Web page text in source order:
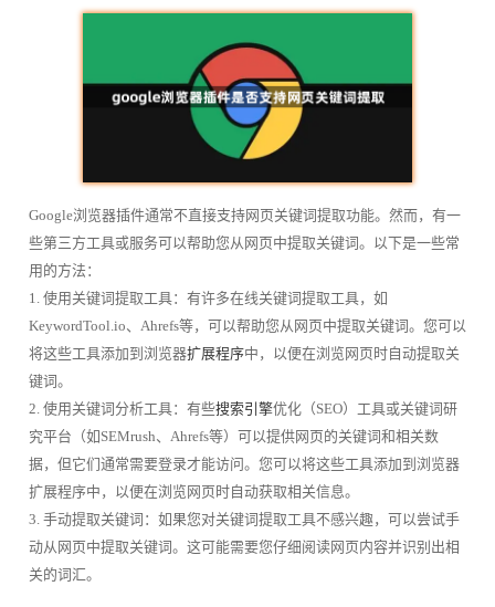
Google浏览器插件通常不直接支持网页关键词提取功能。然而，有一
些第三方工具或服务可以帮助您从网页中提取关键词。以下是一些常
用的方法：
1. 使用关键词提取工具：有许多在线关键词提取工具，如
KeywordTool.io、Ahrefs等，可以帮助您从网页中提取关键词。您可以
将这些工具添加到浏览器扩展程序中，以便在浏览网页时自动提取关
键词。
2. 使用关键词分析工具：有些搜索引擎优化（SEO）工具或关键词研
究平台（如SEMrush、Ahrefs等）可以提供网页的关键词和相关数
据，但它们通常需要登录才能访问。您可以将这些工具添加到浏览器
扩展程序中，以便在浏览网页时自动获取相关信息。
3. 手动提取关键词：如果您对关键词提取工具不感兴趣，可以尝试手
动从网页中提取关键词。这可能需要您仔细阅读网页内容并识别出相
关的词汇。